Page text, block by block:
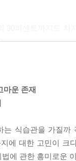
.
을 주는 식이 섬유도
마운 존재
는 식습관을 가질
에 대한 고민이 크
에 관한 흥미로운